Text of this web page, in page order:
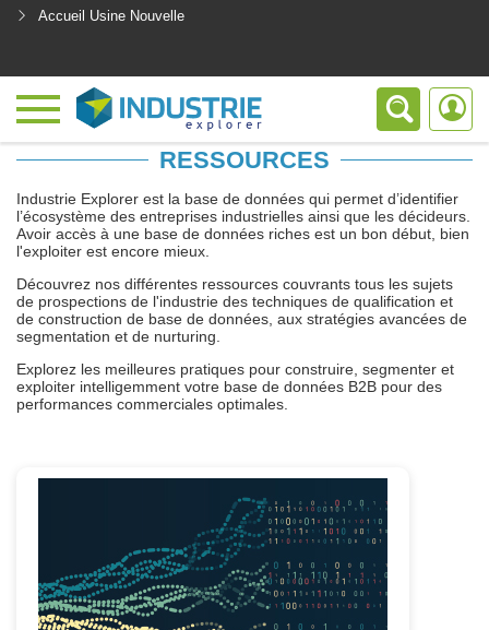
Accueil Usine Nouvelle
RESSOURCES
Industrie Explorer est la base de données qui permet d’identifier
l’écosystème des entreprises industrielles ainsi que les décideurs.
Avoir accès à une base de données riches est un bon début, bien
l'exploiter est encore mieux.
Découvrez nos différentes ressources couvrants tous les sujets
de prospections de l'industrie des techniques de qualification et
de construction de base de données, aux stratégies avancées de
segmentation et de nurturing.
Explorez les meilleures pratiques pour construire, segmenter et
exploiter intelligemment votre base de données B2B pour des
performances commerciales optimales.